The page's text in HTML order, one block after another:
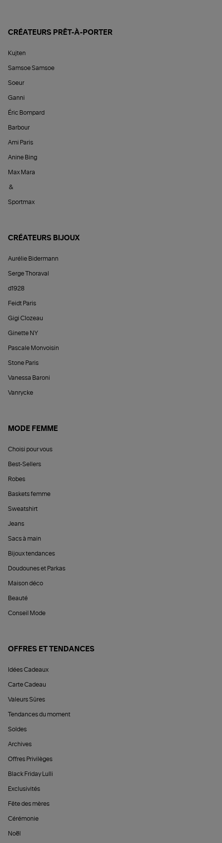
CRÉATEURS PRÊT-À-PORTER
Kujten
Samsoe Samsoe
Soeur
Ganni
Éric Bompard
Barbour
Ami Paris
Anine Bing
Max Mara
&
Sportmax
CRÉATEURS BIJOUX
Aurélie Bidermann
Serge Thoraval
d1928
Feidt Paris
Gigi Clozeau
Ginette NY
Pascale Monvoisin
Stone Paris
Vanessa Baroni
Vanrycke
MODE FEMME
Choisi pour vous
Best-Sellers
Robes
Baskets femme
Sweatshirt
Jeans
Sacs à main
Bijoux tendances
Doudounes et Parkas
Maison déco
Beauté
Conseil Mode
OFFRES ET TENDANCES
Idées Cadeaux
Carte Cadeau
Valeurs Sûres
Tendances du moment
Soldes
Archives
Offres Privilèges
Black Friday Lulli
Exclusivités
Fête des mères
Cérémonie
Noël